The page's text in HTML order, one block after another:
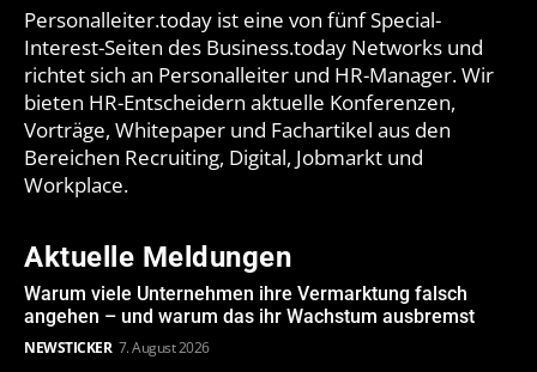
Personalleiter.today ist eine von fünf Special-
Interest-Seiten des Business.today Networks und
richtet sich an Personalleiter und HR-Manager. Wir
bieten HR-Entscheidern aktuelle Konferenzen,
Vorträge, Whitepaper und Fachartikel aus den
Bereichen Recruiting, Digital, Jobmarkt und
Workplace.
Aktuelle Meldungen
Warum viele Unternehmen ihre Vermarktung falsch
angehen – und warum das ihr Wachstum ausbremst
NEWSTICKER 7. August 2026